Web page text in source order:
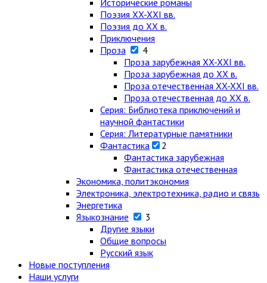
Исторические романы
Поэзия XX-XXI вв.
Поэзия до XX в.
Приключения
Проза
4
Проза зарубежная XX-XXI вв.
Проза зарубежная до XX в.
Проза отечественная XX-XXI вв.
Проза отечественная до XX в.
Серия: Библиотека приключений и
научной фантастики
Серия: Литературные памятники
Фантастика
2
Фантастика зарубежная
Фантастика отечественная
Экономика, политэкономия
Электроника, электротехника, радио и связь
Энергетика
Языкознание
3
Другие языки
Общие вопросы
Русский язык
Новые поступления
Наши услуги